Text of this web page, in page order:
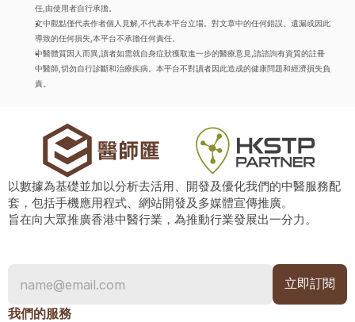
任,由使用者自行承擔。
文中觀點僅代表作者個人見解,不代表本平台立場。對文章中的任何錯誤、遺漏或因此
導致的任何損失,本平台不承擔任何責任。
中醫體質因人而異,讀者如需就自身症狀獲取進一步的醫療意見,請諮詢有資質的註冊
中醫師,切勿自行診斷和治療疾病。本平台不對讀者因此造成的健康問題和經濟損失負
責。
以數據為基礎並加以分析去活用、開發及優化我們的中醫服務配
套，包括手機應用程式、網站開發及多媒體宣傳推廣。
旨在向大眾推廣香港中醫行業，為推動行業發展出一分力。
我們的服務